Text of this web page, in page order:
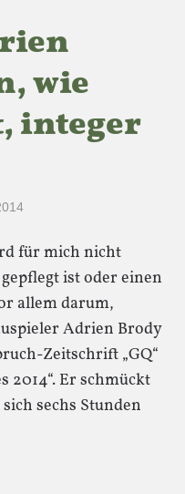
wie
integer
für mich nicht
ist oder einen
allem darum,
Adrien Brody
Zeitschrift „GQ“
2014“. Er schmückt
sechs Stunden